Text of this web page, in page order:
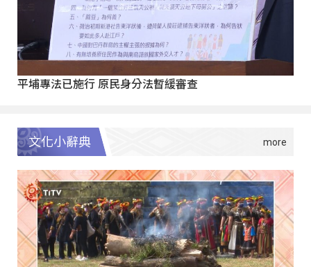
平埔專法已施行 原民身分法暫緩審查
文化小辭典